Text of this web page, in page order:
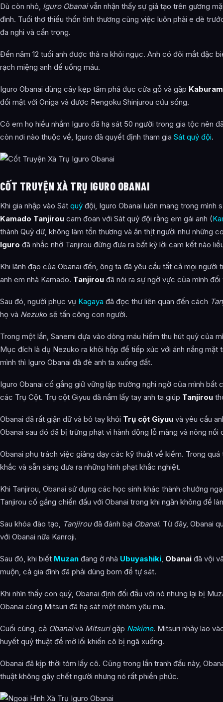
Dù còn nhỏ, Iguro Obanaivẫn nhận thấy sự giả tạo trên gương
đình. Tuổi thơ thiếu thốn tình thương cùng việc luôn phải e dè
đa nghi và cẩn trọng.
Đến năm 12 tuổi anh được thả ra khỏi ngục. Anh có đôi mắt đặc
rạch miệng anh để uống máu.
Iguro Obanai dùng cây kẹp tăm phá đục cửa gỗ và gặp
đối mặt với Oniga và được Rengoku Shinjurou cứu sống.
Cô em họ hiểu nhầm Iguro đã hạ sát 50 người trong gia tộc nên
còn nơi nào thuộc về, Iguro đã quyết định tham gia Sát quỷ đội.
CỐT TRUYỆN XÀ TRỤ IGURO OBANAI
Khi gia nhập vào Sát quỷ đội, Iguro Obanai luôn mang trong mình
Kamado Tanjirou cam đoan với Sát quỷ đội rằng em gái anh (
thành Quỷ dữ, không làm tổn thương và ăn thịt người như những
Iguro đã nhắc nhở Tanjirou đừng đưa ra bất kỳ lời cam kết nào
Khi lãnh đạo của Obanai đến, ông ta đã yêu cầu tất cả mọi người
anh em nhà Kamado. Tanjirou đã nói ra sự ngờ vực của mình
Sau đó, người phục vụ Kagaya đã đọc thư liên quan đến cách
họ và Nezuko sẽ tấn công con người.
Trong một lần, Sanemi dựa vào dòng máu hiếm thu hút quỷ của
Mục đích là dụ Nezuko ra khỏi hộp để tiếp xúc với ánh nắng mặt
mình thì Iguro Obanai đã đè anh ta xuống đất.
Iguro Obanai cố gắng giữ vững lập trường nghi ngờ của mình bất
các Trụ Cột. Trụ cột Giyuu đã nắm lấy tay anh ta giúp Tanjirou
Obanai đã rất giận dữ và bỏ tay khỏi Trụ cột Giyuu và yêu cầu
Obanai sau đó đã bị trừng phạt vì hành động lỗ mãng và nông nổi
Obanai phụ trách việc giảng dạy các kỹ thuật về kiếm. Trong quá
khắc và sẵn sàng đưa ra những hình phạt khắc nghiệt.
Khi Tanjirou, Obanai sử dụng các học sinh khác thành chướng
Tanjirou cố gắng chiến đấu với Obanai trong khi ngăn không để
Sau khóa đào tạo, Tanjirouđã đánh bại Obanai. Từ đây, Obanai
với Obanai nữa Kanroji.
Sau đó, khi biết Muzan đang ở nhà Ubuyashiki, Obanai đã vội
muộn, cả gia đình đã phải dùng bom để tự sát.
Khi nhìn thấy con quỷ, Obanai định đối đầu với nó nhưng lại bị
Obanai cùng Mitsuri đã hạ sát một nhóm yêu ma.
Cuối cùng, cả Obanaivà Mitsurigặp Nakime. Mitsuri nhảy lao
huyết quỷ thuật để mở lối khiến cô bị ngã xuống.
Obanai đã kịp thời tóm lấy cô. Cũng trong lần tranh đấu này,
thuật không gây chết người nhưng nó rất phiền phức.